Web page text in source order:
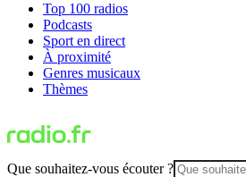
Top 100 radios
Podcasts
Sport en direct
À proximité
Genres musicaux
Thèmes
Que souhaitez-vous écouter ?